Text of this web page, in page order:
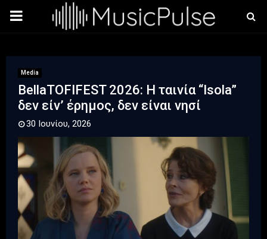
PRIMARY
Media
BellaTOFIFEST 2026: Η ταινία “Isola”
δεν είν’ έρημος, δεν είναι νησί
30 Ιουνίου, 2026